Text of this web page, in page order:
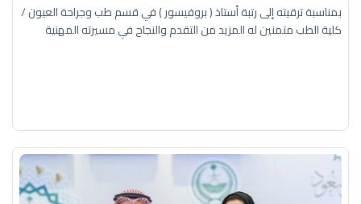
بمناسبة ترقيته إلى رتبة أستاذ ( بروفيسور ) في قسم طب وجراحة العيون /
كلية الطب متمنين له المزيد من التقدم والنجاح في مسيرته المهنية